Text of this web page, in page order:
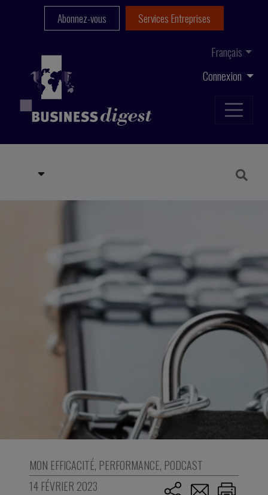
Connexion
Français
Abonnez-vous Services Entreprises
MON EFFICACITÉ, PERFORMANCE, PODCAST
14 FÉVRIER 2023